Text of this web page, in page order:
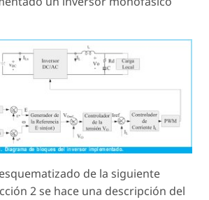
de la siguiente
2 se hace una descripción del